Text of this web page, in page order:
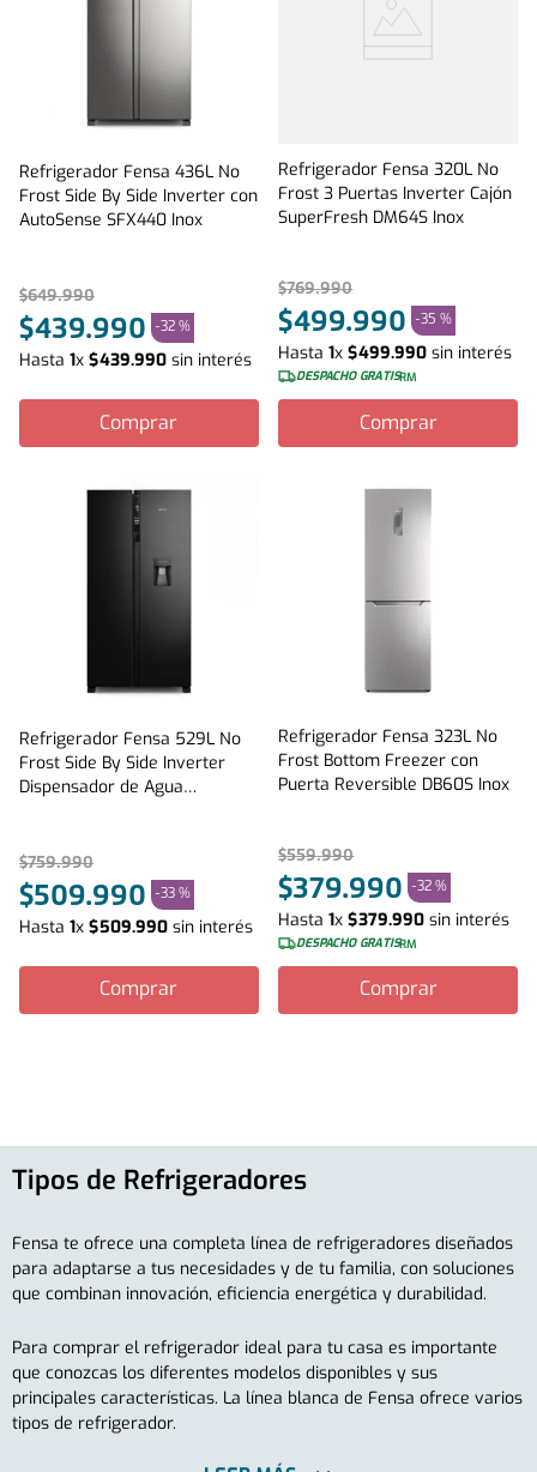
Refrigerador Fensa 436L No
Frost Side By Side Inverter con
AutoSense SFX440 Inox
$649.990
$439.990 -32 %
Hasta 1x $439.990 sin interés
Comprar
Refrigerador Fensa 320L No
Frost 3 Puertas Inverter Cajón
SuperFresh DM64S Inox
$769.990
$499.990 -35 %
Hasta1x$499.990 sin interés
DESPACHO GRATISRM
Comprar
Refrigerador Fensa 529L No
Frost Side By Side Inverter
Dispensador de Agua
$759.990
$509.990 -33 %
Hasta 1x $509.990 sin interés
Comprar
Refrigerador Fensa 323L No
Frost Bottom Freezer con
Puerta Reversible DB60S Inox
$559.990
$379.990 -32 %
Hasta1x$379.990 sin interés
DESPACHO GRATISRM
Comprar
Tipos de Refrigeradores
Fensa te ofrece una completa línea de refrigeradores diseñados
para adaptarse a tus necesidades y de tu familia, con soluciones
que combinan innovación, eficiencia energética y durabilidad.
Para comprar el refrigerador ideal para tu casa es importante
que conozcas los diferentes modelos disponibles y sus
principales características. La línea blanca de Fensa ofrece varios
tipos de refrigerador.